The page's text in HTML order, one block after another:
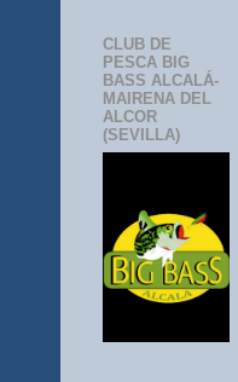
CLUB DE
PESCA BIG
BASS ALCALÁ-
MAIRENA DEL
ALCOR
(SEVILLA)